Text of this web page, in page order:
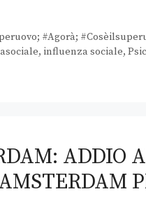
#Agorà;
, influenza sociale,
ADDIO